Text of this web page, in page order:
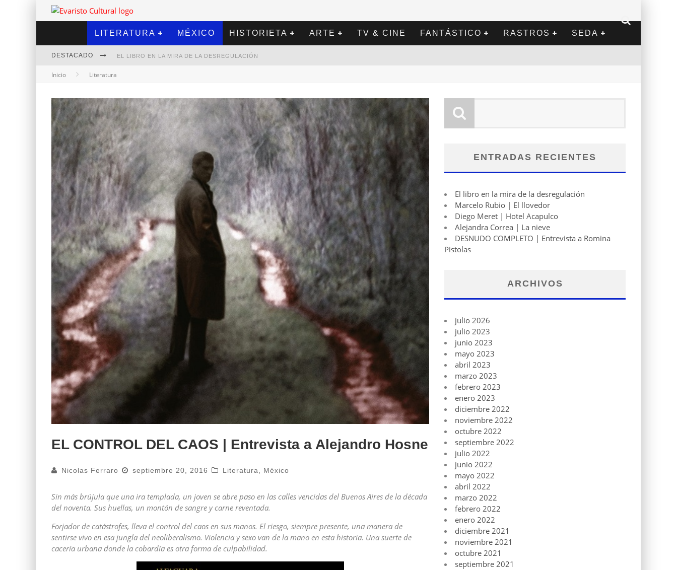
LITERATURA MÉXICO HISTORIETA ARTE TV & CINE FANTÁSTICO RASTROS SEDA
DESTACADO EL LIBRO EN LA MIRA DE LA DESREGULACIÓN
DIEGO MERET | HOTEL ACAPULCO
ALEJANDRA CORREA | LA NIEVE
Inicio Literatura
EL CONTROL DEL CAOS | Entrevista a Alejandro Hosne
Nicolas Ferraro septiembre 20, 2016 Literatura México
Sin más brújula que una ira templada, un joven se abre paso en las calles vencidas del Buenos Aires de la década
del noventa. Sus huellas, un montón de sangre y carne reventada.
Forjador de catástrofes, lleva el control del caos en sus manos. El riesgo, siempre presente, una manera de
sentirse vivo en esa jungla del neoliberalismo. Violencia y sexo van de la mano en esta historia. Una suerte de
cacería urbana donde la cobardía es otra forma de culpabilidad.
ENTRADAS RECIENTES
El libro en la mira de la desregulación
Marcelo Rubio | El llovedor
Diego Meret | Hotel Acapulco
Alejandra Correa | La nieve
DESNUDO COMPLETO | Entrevista a Romina
Pistolas
ARCHIVOS
julio 2026
julio 2023
junio 2023
mayo 2023
abril 2023
marzo 2023
febrero 2023
enero 2023
diciembre 2022
noviembre 2022
octubre 2022
septiembre 2022
julio 2022
junio 2022
mayo 2022
abril 2022
marzo 2022
febrero 2022
enero 2022
diciembre 2021
noviembre 2021
octubre 2021
septiembre 2021